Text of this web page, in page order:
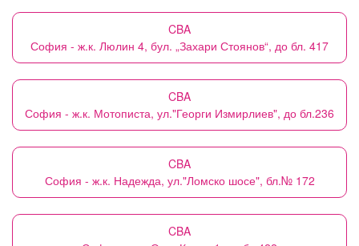
CBA
София - ж.к. Люлин 4, бул. „Захари Стоянов“, до бл. 417
CBA
София - ж.к. Мотописта, ул."Георги Измирлиев", до бл.236
CBA
София - ж.к. Надежда, ул."Ломско шосе", бл.№ 172
CBA